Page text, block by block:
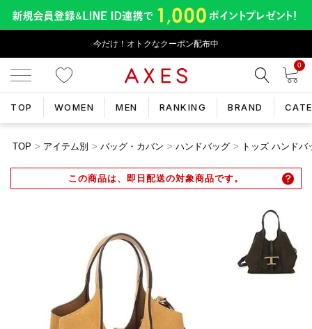
今だけ！オトクなクーポン配布中
0
TOP WOMEN MEN RANKING BRAND
TOP アイテム別 バッグ・カバン ハンドバッグ トッズ ハンド
この商品は、即日配送の対象商品です。